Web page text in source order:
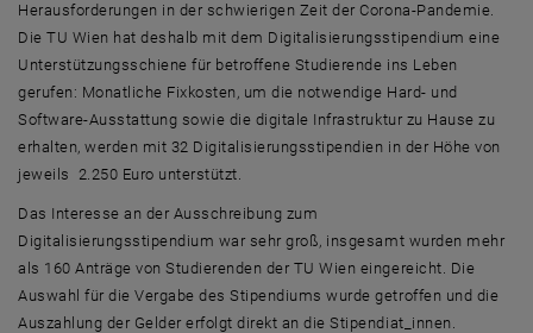
Herausforderungen in der schwierigen Zeit der Corona-Pandemie.
Die TU Wien hat deshalb mit dem Digitalisierungsstipendium eine
Unterstützungsschiene für betroffene Studierende ins Leben
gerufen: Monatliche Fixkosten, um die notwendige Hard- und
Software-Ausstattung sowie die digitale Infrastruktur zu Hause zu
erhalten, werden mit 32 Digitalisierungsstipendien in der Höhe von
jeweils 2.250 Euro unterstützt.
Das Interesse an der Ausschreibung zum
Digitalisierungsstipendium war sehr groß, insgesamt wurden mehr
als 160 Anträge von Studierenden der TU Wien eingereicht. Die
Auswahl für die Vergabe des Stipendiums wurde getroffen und die
Auszahlung der Gelder erfolgt direkt an die Stipendiat_innen.